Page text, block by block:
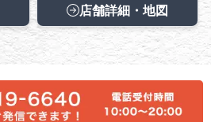
店舗詳細・地図